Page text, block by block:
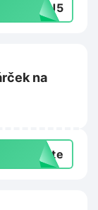
TAJ5
na
exte